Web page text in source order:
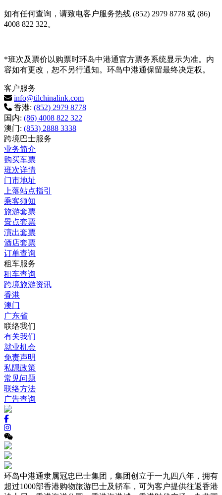
如有任何查询，请致电客户服务热线 (852) 2979 8778 或 (86)
4008 822 322。
*班次及票价以购票时环岛中港通官方票务系统显示为准。内
容如有更改，恕不另行通知。环岛中港通保留最终决定权。
客户服务
info@tilchinalink.com
香港: (852) 2979 8778
国内: (86) 4008 822 322
澳门: (853) 2888 3338
跨境巴士服务
业务简介
购买车票
班次详情
门市地址
上落站点指引
乘客须知
旅游套票
景点套票
演出套票
酒店套票
订单查询
租车服务
租车查询
跨境旅游资讯
香港
澳门
广东省
联络我们
有关我们
就业机会
免责声明
私隠政策
常见问题
联络方法
广告查询
环岛中港通隶属冠忠巴士集团，集团创立于一九四八年，拥有
超过1000部香港购物旅游巴士及轿车，可为客户提供往返香港